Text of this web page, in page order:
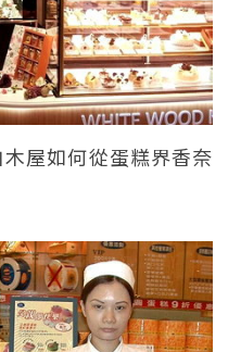
木屋如何從蛋糕界香奈